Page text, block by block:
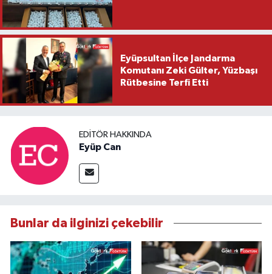
Eyüpsultan İlçe Jandarma
Komutanı Zeki Gülter, Yüzbaşı
Rütbesine Terfi Etti
EDITÖR HAKKINDA
Eyüp Can
Bunlar da ilginizi çekebilir